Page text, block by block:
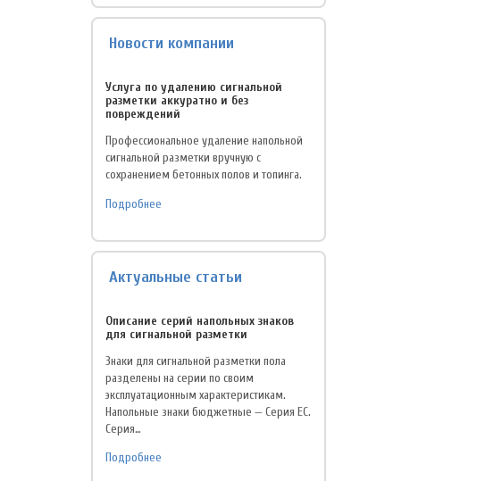
Новости компании
Услуга по удалению сигнальной
разметки аккуратно и без
повреждений
Профессиональное удаление напольной
сигнальной разметки вручную с
сохранением бетонных полов и топинга.
Подробнее
Актуальные статьи
Описание серий напольных знаков
для сигнальной разметки
Знаки для сигнальной разметки пола
разделены на серии по своим
эксплуатационным характеристикам.
Напольные знаки бюджетные — Серия EC.
Серия…
Подробнее